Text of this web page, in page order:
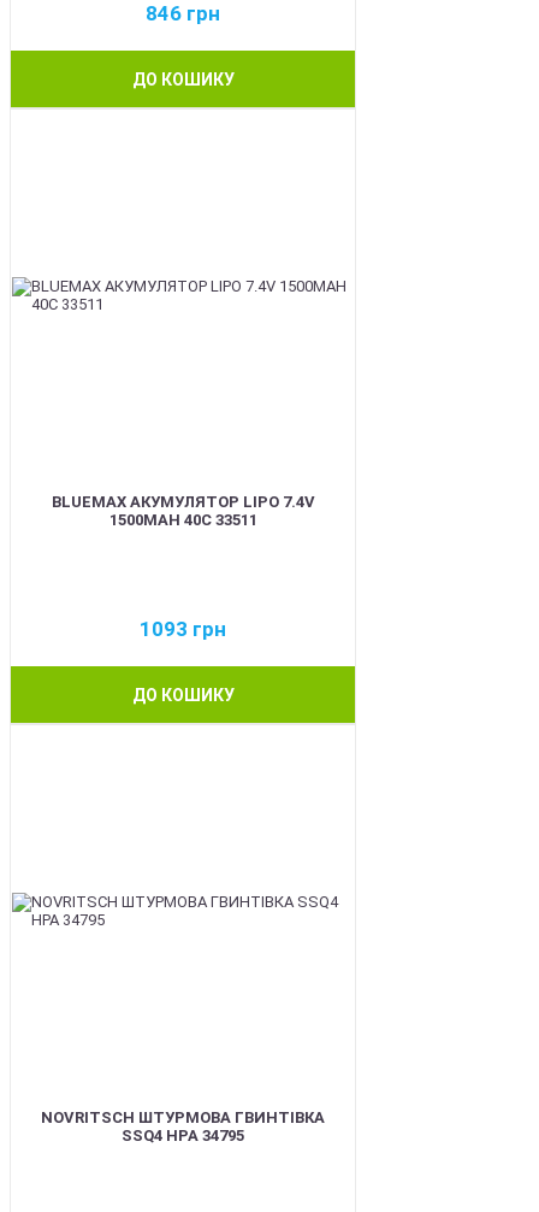
846 грн
ДО КОШИКУ
BLUEMAX АКУМУЛЯТОР LIPO 7.4V
1500MAH 40C 33511
1093 грн
ДО КОШИКУ
NOVRITSCH ШТУРМОВА ГВИНТІВКА
SSQ4 HPA 34795